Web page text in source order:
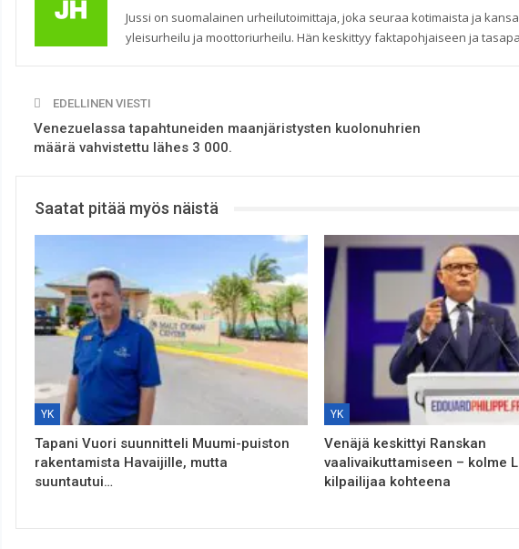
Jussi on suomalainen urheilutoimittaja, joka seuraa kotimaista ja
yleisurheilu ja moottoriurheilu. Hän keskittyy faktapohjaiseen ja
EDELLINEN VIESTI
Venezuelassa tapahtuneiden maanjäristysten kuolonuhrien
määrä vahvistettu lähes 3 000.
Saatat pitää myös näistä
YK
Tapani Vuori suunnitteli Muumi-puiston
rakentamista Havaijille, mutta
suuntautui…
YK
Venäjä keskittyi Ranskan
vaalivaikuttamiseen – kolme
kilpailijaa kohteena